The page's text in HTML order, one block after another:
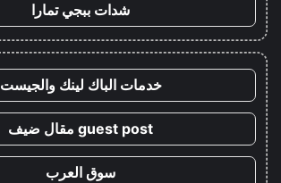
شدات ببجي تمارا
خدمات الباك لينك والجيست
guest post مقال ضيف
سوق العرب